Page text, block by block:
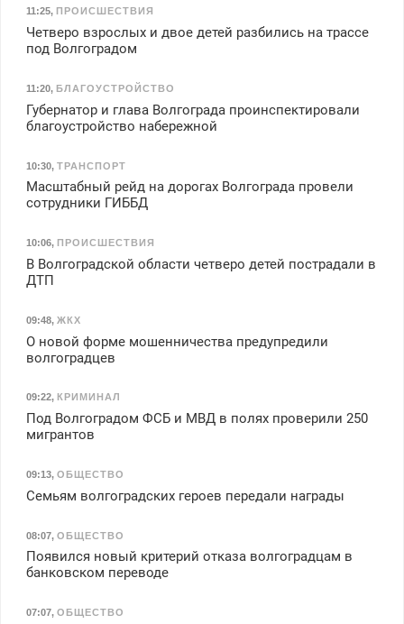
11:25, ПРОИСШЕСТВИЯ
Четверо взрослых и двое детей разбились на трассе
под Волгоградом
11:20, БЛАГОУСТРОЙСТВО
Губернатор и глава Волгограда проинспектировали
благоустройство набережной
10:30, ТРАНСПОРТ
Масштабный рейд на дорогах Волгограда провели
сотрудники ГИББД
10:06, ПРОИСШЕСТВИЯ
В Волгоградской области четверо детей пострадали в
ДТП
09:48, ЖКХ
О новой форме мошенничества предупредили
волгоградцев
09:22, КРИМИНАЛ
Под Волгоградом ФСБ и МВД в полях проверили 250
мигрантов
09:13, ОБЩЕСТВО
Семьям волгоградских героев передали награды
08:07, ОБЩЕСТВО
Появился новый критерий отказа волгоградцам в
банковском переводе
07:07, ОБЩЕСТВО